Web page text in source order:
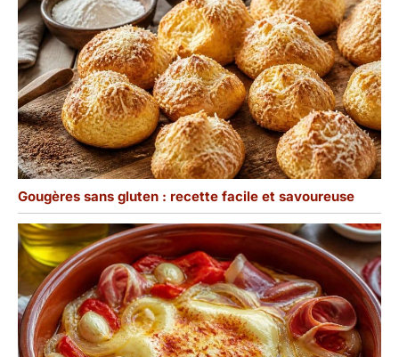
Gougères sans gluten : recette facile et savoureuse